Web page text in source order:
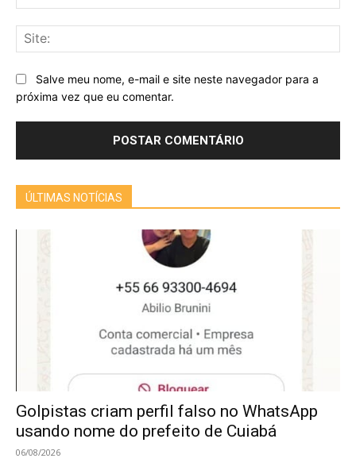
Salve meu nome, e-mail e site neste navegador para a
próxima vez que eu comentar.
ÚLTIMAS NOTÍCIAS
Golpistas criam perfil falso no WhatsApp
usando nome do prefeito de Cuiabá
06/08/2026